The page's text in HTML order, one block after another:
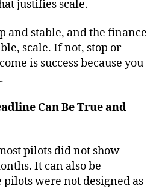
justifies scale.
and stable, and the finance
scale. If not, stop or
is success because you
Can Be True and
pilots did not show
It can also be
were not designed as